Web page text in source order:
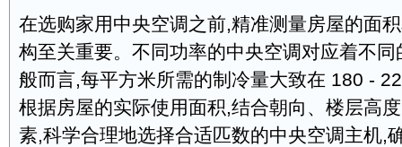
在选购家用中央空调之前,精准测量房屋的面
构至关重要。不同功率的中央空调对应着不
般而言,每平方米所需的制冷量大致在 180 -
根据房屋的实际使用面积,结合朝向、楼层高
素,科学合理地选择合适匹数的中央空调主机,